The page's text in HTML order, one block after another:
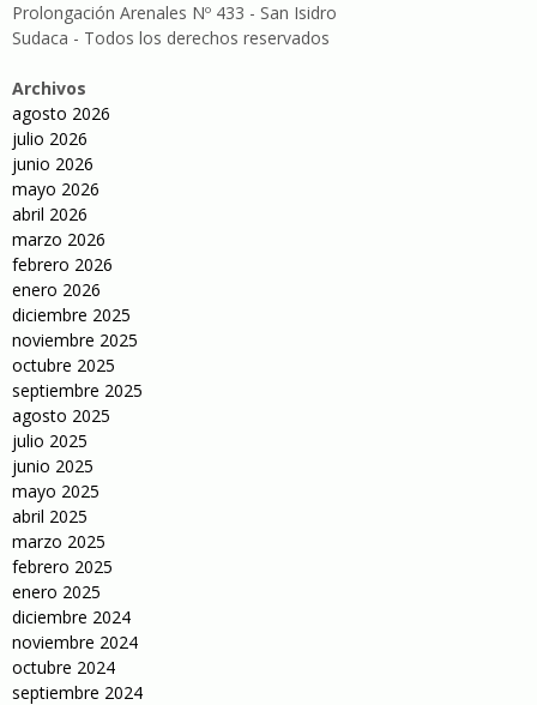
Prolongación Arenales Nº 433 - San Isidro
Sudaca - Todos los derechos reservados
Archivos
agosto 2026
julio 2026
junio 2026
mayo 2026
abril 2026
marzo 2026
febrero 2026
enero 2026
diciembre 2025
noviembre 2025
octubre 2025
septiembre 2025
agosto 2025
julio 2025
junio 2025
mayo 2025
abril 2025
marzo 2025
febrero 2025
enero 2025
diciembre 2024
noviembre 2024
octubre 2024
septiembre 2024